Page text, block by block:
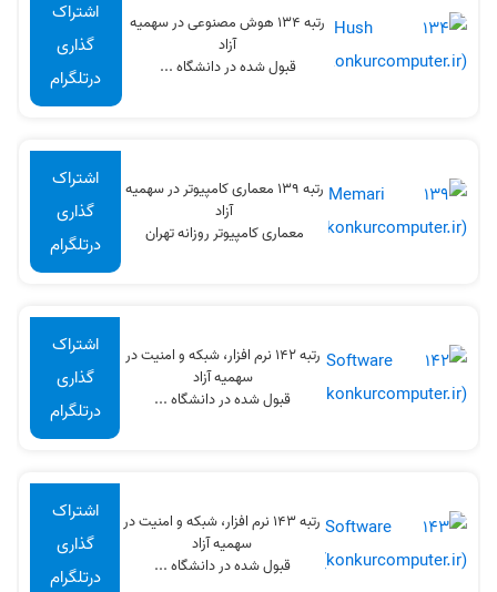
رتبه 134 هوش مصنوعی در سهميه
آزاد
قبول شده در دانشگاه ...
اشتراک
گذاری
درتلگرام
رتبه 139 معماری کامپیوتر در سهميه
آزاد
معماری کامپیوتر روزانه تهران
اشتراک
گذاری
درتلگرام
رتبه 142 نرم افزار، شبکه و امنیت در
سهميه آزاد
قبول شده در دانشگاه ...
اشتراک
گذاری
درتلگرام
رتبه 143 نرم افزار، شبکه و امنیت در
سهميه آزاد
قبول شده در دانشگاه ...
اشتراک
گذاری
درتلگرام